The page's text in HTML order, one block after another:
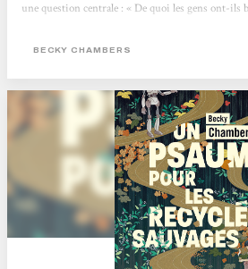
une question centrale : « De quoi les gens ont-ils
récit d’amitié et de quête de soi, qui imagine des
BECKY CHAMBERS